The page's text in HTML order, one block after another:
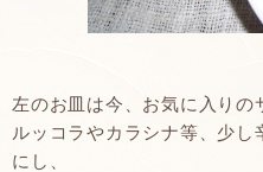
左のお皿は今、お気に入りの
ルッコラやカラシナ等、少
にし、